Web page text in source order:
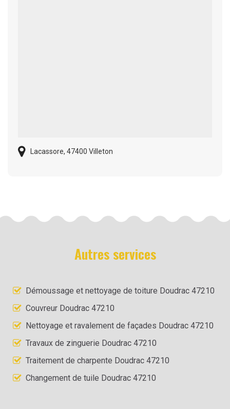
Lacassore, 47400 Villeton
Autres services
Démoussage et nettoyage de toiture Doudrac 47210
Couvreur Doudrac 47210
Nettoyage et ravalement de façades Doudrac 47210
Travaux de zinguerie Doudrac 47210
Traitement de charpente Doudrac 47210
Changement de tuile Doudrac 47210